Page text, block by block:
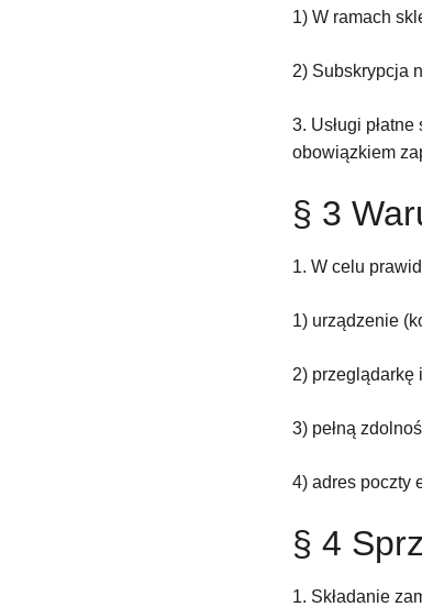
1) W ramach
2) Subskrypcja
3. Usługi
obowiązkiem
§ 3
1. W celu
1) urządzenie
2) przeglądarkę
3) pełną
4) adres poczty
§ 4
1. Składanie